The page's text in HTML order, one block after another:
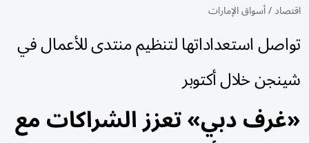
اقتصاد/أسواق الإمارات
تواصل استعداداتها لتنظيم منتدى للأعمال في
شينجن خلال أكتوبر
«غرف دبي» تعزز الشراكات مع